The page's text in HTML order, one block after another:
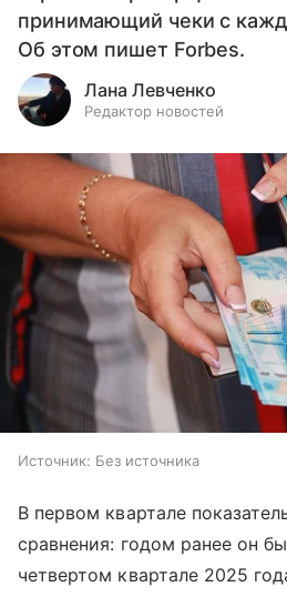
принимающий чеки с
Об этом пишет Forbes.
Лана Левченко
Редактор новостей
Источник: Без источника
В первом квартале
сравнения: годом ранее он
четвертом квартале 2025